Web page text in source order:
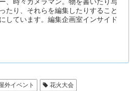
たり、それらを編集したりすること
しています。編集企画室インサイド
外イベント 花火大会